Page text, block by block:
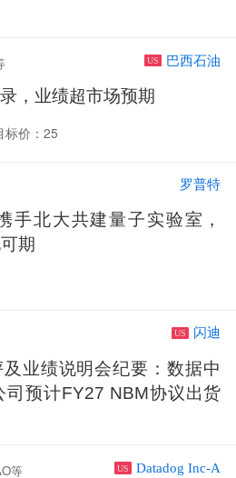
US 巴西石油
，业绩超市场预期
标价：25
罗普特
手北大共建量子实验室，
期
US 闪迪
业绩说明会纪要：数据中
预计FY27 NBM协议出货
等 US Datadog Inc-A